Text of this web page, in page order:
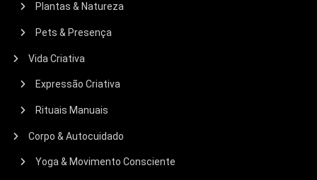
Plantas & Natureza
Pets & Presença
Vida Criativa
Expressão Criativa
Rituais Manuais
Corpo & Autocuidado
Yoga & Movimento Consciente